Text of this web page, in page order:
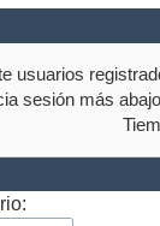
usuarios
sesión más